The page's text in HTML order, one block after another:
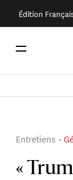
Édition
«
Entretiens